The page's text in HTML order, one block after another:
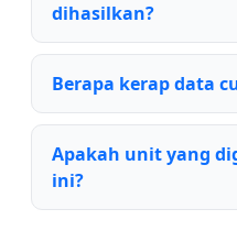
dihasilkan?
Berapa kerap data
Apakah unit yang
ini?